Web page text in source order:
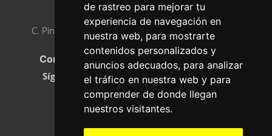
de rastreo para mejorar tu
experiencia de navegación en
nuestra web, para mostrarte
contenidos personalizados y
anuncios adecuados, para analizar
el tráfico en nuestra web y para
comprender de donde llegan
nuestros visitantes.
AJE ASTURIAS
C. Pintor Luis Fernández, 2, 33005 Oviedo, Asturias
Teléfono :
985 23 21 05
Correo electrónico:
info@ajeasturias.com
Síguenos en